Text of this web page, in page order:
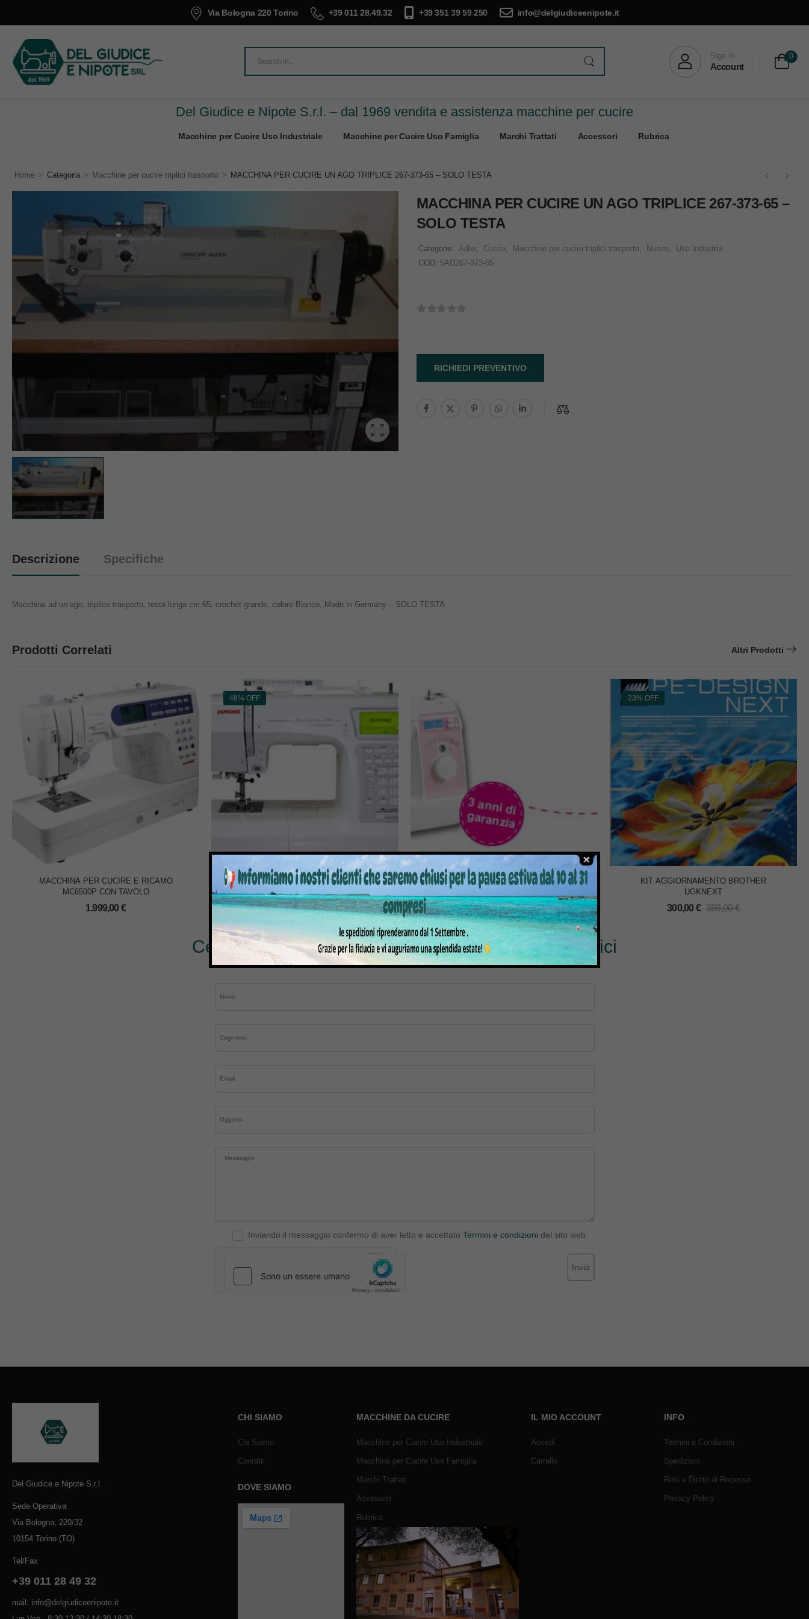
Via Bologna 220 Torino +39 011 28.49.32 +39 351 39 59 250 info@delgiudiceenipote.it
Sign In
Account
0
Del Giudice e Nipote S.r.l. – dal 1969 vendita e assistenza macchine per cucire
Macchine per Cucire Uso Industriale Macchine per Cucire Uso Famiglia Marchi Trattati Accessori Rubrica
Home > Categoria > Macchine per cucire triplici trasporto > MACCHINA PER CUCIRE UN AGO TRIPLICE 267-373-65 – SOLO TESTA
MACCHINA PER CUCIRE UN AGO TRIPLICE 267-373-65 –
SOLO TESTA
Categorie: Adler, Cucito Macchine per cucire triplici trasporto Nuovo
Uso Industria
COD: 5AD267-373-65
RICHIEDI PREVENTIVO
Descrizione Specifiche
Macchina ad un ago, triplice trasporto, testa lunga cm.65, crochet grande, colore Bianco, Made in Germany – SOLO TESTA
Prodotti Correlati Altri Prodotti
MACCHINA PER CUCIRE E RICAMO
MC6500P CON TAVOLO
1.999,00 €
48% OFF
MACCHINA PER CUCIRE JANOME MC5200
681,00€ 1.319,00€
MACCHINA PER CUCIRE BROTHER
INNOVIS NV10AM1
349,00€
23% OFF
KIT AGGIORNAMENTO BROTHER
UGKNEXT
300,00 € 389,00€
Cerchi altre informazioni su questo prodotto? Scrivici
Inviando il messaggio confermo di aver letto e accettato Termini e condizioni del sito web
Invia
Del Giudice e Nipote S.r.l.
Sede Operativa
Via Bologna, 220/32
10154 Torino (TO)
Tel/Fax
+39 011 28 49 32
mail: info@delgiudiceenipote.it
CHI SIAMO
Chi Siamo
Contatti
DOVE SIAMO
MACCHINE DA CUCIRE
Macchine per Cucire Uso Industriale
Macchine per Cucire Uso Famiglia
Marchi Trattati
Accessori
Rubrica
IL MIO ACCOUNT
Accedi
Carrello
INFO
Termini e Condizioni
Spedizioni
Resi e Diritto di Recesso
Privacy Policy